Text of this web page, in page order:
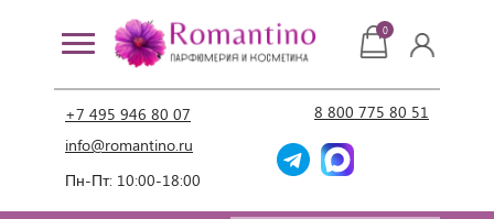
+7 495 946 80 07
info@romantino.ru
Пн-Пт: 10:00-18:00
8 800 775 80 51
0